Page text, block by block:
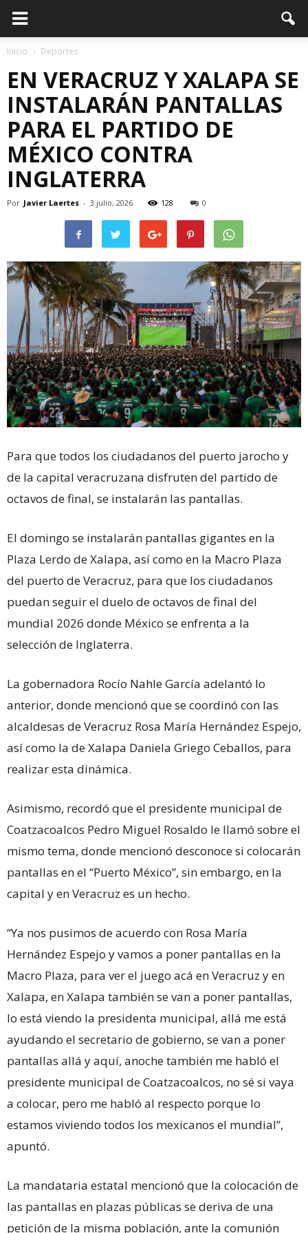
Inicio Deportes
EN VERACRUZ Y XALAPA SE
INSTALARÁN PANTALLAS
PARA EL PARTIDO DE
MÉXICO CONTRA
INGLATERRA
Por Javier Laertes - 3 julio, 2026 128 0
Para que todos los ciudadanos del puerto jarocho y
de la capital veracruzana disfruten del partido de
octavos de final, se instalarán las pantallas.
El domingo se instalarán pantallas gigantes en la
Plaza Lerdo de Xalapa, así como en la Macro Plaza
del puerto de Veracruz, para que los ciudadanos
puedan seguir el duelo de octavos de final del
mundial 2026 donde México se enfrenta a la
selección de Inglaterra.
La gobernadora Rocío Nahle García adelantó lo
anterior, donde mencionó que se coordinó con las
alcaldesas de Veracruz Rosa María Hernández Espejo,
así como la de Xalapa Daniela Griego Ceballos, para
realizar esta dinámica.
Asimismo, recordó que el presidente municipal de
Coatzacoalcos Pedro Miguel Rosaldo le llamó sobre el
mismo tema, donde mencionó desconoce si colocarán
pantallas en el “Puerto México”, sin embargo, en la
capital y en Veracruz es un hecho.
“Ya nos pusimos de acuerdo con Rosa María
Hernández Espejo y vamos a poner pantallas en la
Macro Plaza, para ver el juego acá en Veracruz y en
Xalapa, en Xalapa también se van a poner pantallas,
lo está viendo la presidenta municipal, allá me está
ayudando el secretario de gobierno, se van a poner
pantallas allá y aquí, anoche también me habló el
presidente municipal de Coatzacoalcos, no sé si vaya
a colocar, pero me habló al respecto porque lo
estamos viviendo todos los mexicanos el mundial”,
apuntó.
La mandataria estatal mencionó que la colocación de
las pantallas en plazas públicas se deriva de una
petición de la misma población, ante la comunión